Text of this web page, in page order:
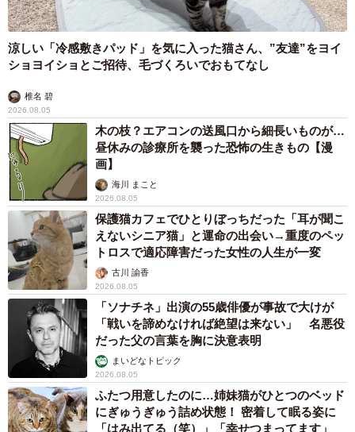
涼しい「冷感敷きパッド」を気に入った猫さん、”友達”をヨイ
ショヨイショとご招待、毛づくろいでおもてなし
椎名 碧
2026.08.05
木の枝？エアコンの送風口から細長いものが…
昼休みの診療所を襲った恐怖の生きもの【漫
画】
海川 まこと
2026.08.05
保護猫カフェでひとりぼっちだった「耳が聞こ
えないシニア猫」と運命の出会い→重度のペッ
トロスで適応障害だった女性の人生が一変
古川 諭香
2026.08.05
「ソナチネ」出演の55歳俳優が事故で大けが
「戦いを諦めなければ絶望は来ない」 名悪役
だった父の言葉を胸に決意表明
まいどなトピック
2026.08.05
ふたつ用意したのに…姉妹猫がひとつのベッド
にぎゅうぎゅう詰め状態！ 密着して眠る姿に
「はみ出てる（笑）」「幸せつまってます」